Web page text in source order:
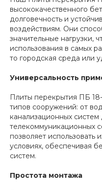
высококачественного
долговечность и
воздействиям. Они
значительные нагрузки,
использования в самых
то городская среда или
Универсальность
Плиты перекрытия ПБ
типов сооружений: от
канализационных
телекоммуникационных
позволяет использовать
условиях, обеспечивая
систем.
Простота монтажа